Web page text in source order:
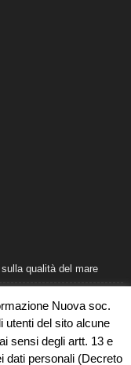
qualità del mare
veri
Nuova soc.
utenti del sito alcune
sensi degli artt. 13 e
dati personali (Decreto